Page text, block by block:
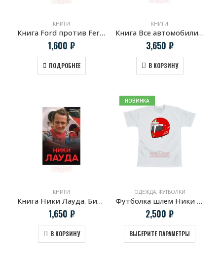
КНИГИ
Книга Ford против Ferrari
1,600 ₽
ПОДРОБНЕЕ
КНИГИ
Книга Все автомобили Ferrari: от Формулы-1 до спорткаров и прототипов
3,650 ₽
В КОРЗИНУ
КНИГИ
Книга Ники Лауда. Биография
1,650 ₽
В КОРЗИНУ
НОВИНКА
ОДЕЖДА, ФУТБОЛКИ
Футболка шлем Ники Лауды
2,500 ₽
ВЫБЕРИТЕ ПАРАМЕТРЫ